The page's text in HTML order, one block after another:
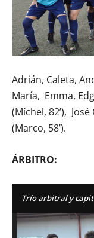
Adrián, Caleta,
María, Emma,
(Míchel, 82’),
(Marco, 58’).
ÁRBITRO:
Trío arbitral y